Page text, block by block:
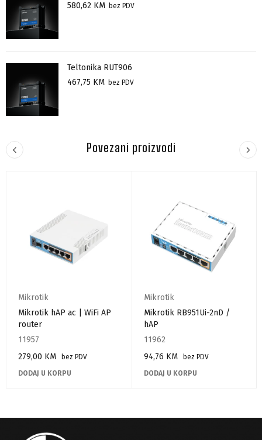
580,62 KM bez PDV
Teltonika RUT906
467,75 KM bez PDV
Povezani proizvodi
Mikrotik
Mikrotik hAP ac | WiFi AP
router
11957
279,00 KM
bez PDV
DODAJ U KORPU
Mikrotik
Mikrotik RB951Ui-2nD /
hAP
11962
94,76 KM
bez PDV
DODAJ U KORPU